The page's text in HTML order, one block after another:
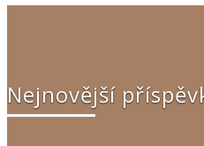
Nejnovější